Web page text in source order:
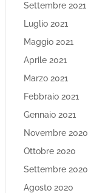
Settembre 2021
Luglio 2021
Maggio 2021
Aprile 2021
Marzo 2021
Febbraio 2021
Gennaio 2021
Novembre 2020
Ottobre 2020
Settembre 2020
Agosto 2020